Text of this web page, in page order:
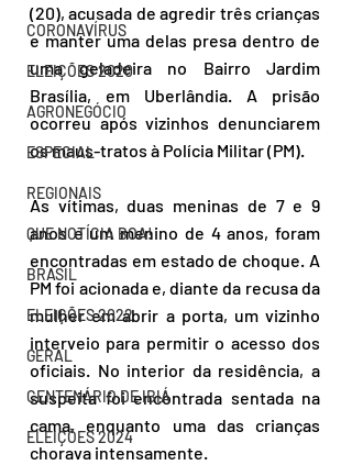
CORONAVÍRUS
ELEIÇÕES 2020
AGRONEGÓCIO
ESPECIAL
REGIONAIS
QUE NOTÍCIA BOA!
BRASIL
ELEIÇÕES 2022
GERAL
CENTENÁRIO DE IBIÁ
ELEIÇÕES 2024
(20), acusada de agredir três crianças
e manter uma delas presa dentro de
uma geladeira no Bairro Jardim
Brasília, em Uberlândia. A prisão
ocorreu após vizinhos denunciarem
os maus-tratos à Polícia Militar (PM).
As vítimas, duas meninas de 7 e 9
anos e um menino de 4 anos, foram
encontradas em estado de choque. A
PM foi acionada e, diante da recusa da
mulher em abrir a porta, um vizinho
interveio para permitir o acesso dos
oficiais. No interior da residência, a
suspeita foi encontrada sentada na
cama, enquanto uma das crianças
chorava intensamente.